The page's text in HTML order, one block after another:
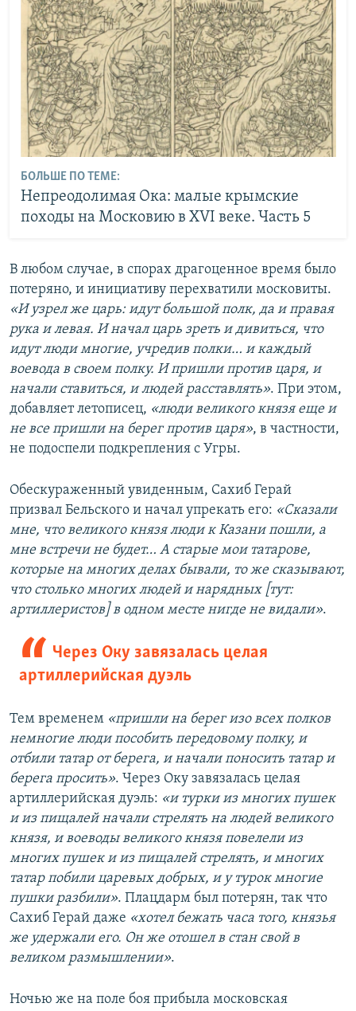
БОЛЬШЕ ПО ТЕМЕ:
Непреодолимая Ока: малые крымские
походы на Московию в XVI веке. Часть 5
В любом случае, в спорах драгоценное время было
потеряно, и инициативу перехватили московиты.
«И узрел же царь: идут большой полк, да и правая
рука и левая. И начал царь зреть и дивиться, что
идут люди многие, учредив полки… и каждый
воевода в своем полку. И пришли против царя, и
начали ставиться, и людей расставлять». При этом,
добавляет летописец, «люди великого князя еще и
не все пришли на берег против царя», в частности,
не подоспели подкрепления с Угры.
Обескураженный увиденным, Сахиб Герай
призвал Бельского и начал упрекать его: «Сказали
мне, что великого князя люди к Казани пошли, а
мне встречи не будет… А старые мои татарове,
которые на многих делах бывали, то же сказывают,
что столько многих людей и нарядных [тут:
артиллеристов] в одном месте нигде не видали».
Через Оку завязалась целая
артиллерийская дуэль
Тем временем «пришли на берег изо всех полков
немногие люди пособить передовому полку, и
отбили татар от берега, и начали поносить татар и
берега просить». Через Оку завязалась целая
артиллерийская дуэль: «и турки из многих пушек
и из пищалей начали стрелять на людей великого
князя, и воеводы великого князя повелели из
многих пушек и из пищалей стрелять, и многих
татар побили царевых добрых, и у турок многие
пушки разбили». Плацдарм был потерян, так что
Сахиб Герай даже «хотел бежать часа того, князья
же удержали его. Он же отошел в стан свой в
великом размышлении».
Ночью же на поле боя прибыла московская